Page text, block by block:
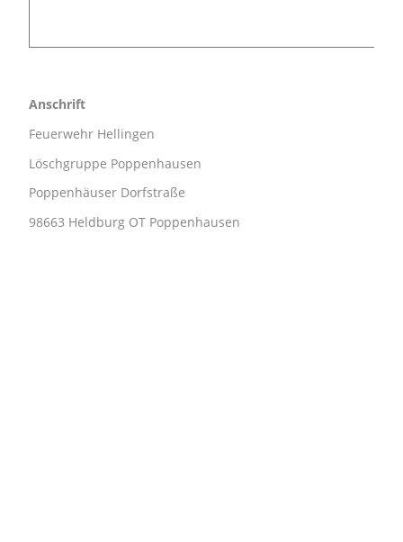
Anschrift
Feuerwehr Hellingen
Löschgruppe Poppenhausen
Poppenhäuser Dorfstraße
98663 Heldburg OT Poppenhausen